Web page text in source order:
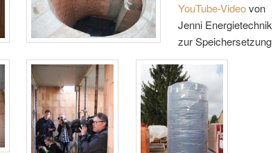
YouTube-Videovon
Jenni Energietechnik
zur Speichersetzung